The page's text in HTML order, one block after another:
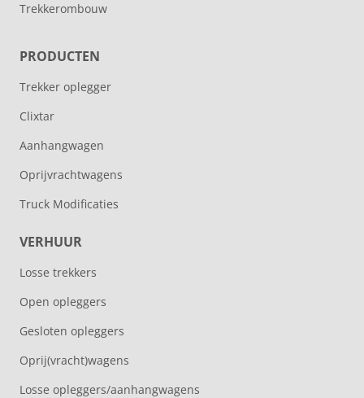
Trekkerombouw
PRODUCTEN
Trekker oplegger
Clixtar
Aanhangwagen
Oprijvrachtwagens
Truck Modificaties
VERHUUR
Losse trekkers
Open opleggers
Gesloten opleggers
Oprij(vracht)wagens
Losse opleggers/aanhangwagens